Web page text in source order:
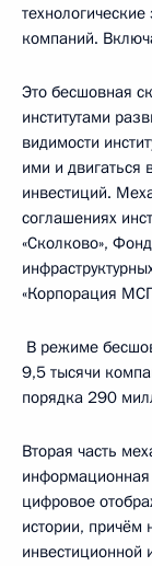
компаний.
Это бесшовная
институтами
видимости
ими и двигаться
инвестиций.
соглашениях
«Сколково»,
«Корпорация
В режиме
9,5 тысячи
порядка 290
Вторая часть
информационная
цифровое
истории, причём
инвестиционной